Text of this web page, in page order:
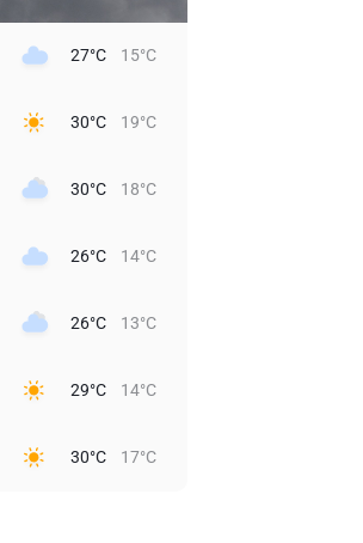
27°C 15°C
30°C 19°C
30°C 18°C
26°C 14°C
26°C 13°C
29°C 14°C
30°C 17°C